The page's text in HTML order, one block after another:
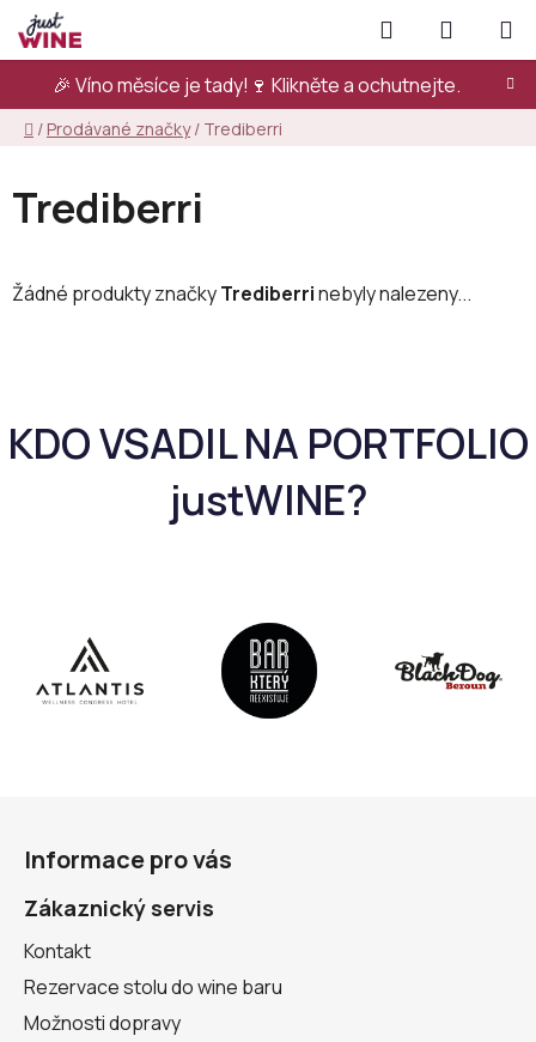
Přejít
na
obsah
🎉 Víno měsíce je tady!🍷 Klikněte a ochutnejte.
Hledat
KOŠÍK
Domů
/ Prodávané značky / Trediberri
Trediberri
Žádné produkty značkyTrediberrinebyly nalezeny...
Informace pro vás
Zákaznický servis
Kontakt
Rezervace stolu do wine baru
Možnosti dopravy